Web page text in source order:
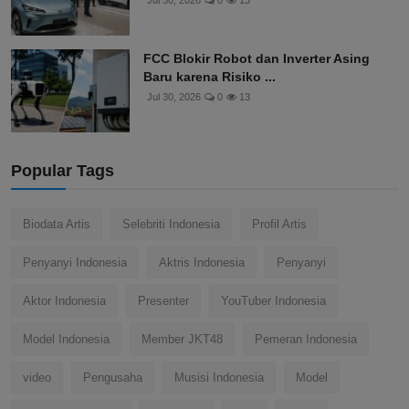
FCC Blokir Robot dan Inverter Asing
Baru karena Risiko ...
Jul 30, 2026 0 13
Popular Tags
Biodata Artis Selebriti Indonesia Profil Artis
Penyanyi Indonesia Aktris Indonesia Penyanyi
Aktor Indonesia Presenter YouTuber Indonesia
Model Indonesia Member JKT48 Pemeran Indonesia
video Pengusaha Musisi Indonesia Model